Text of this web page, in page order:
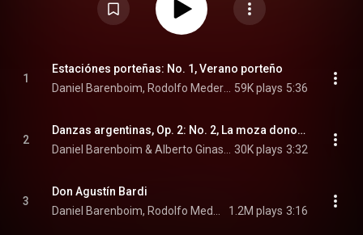
1
Estaciónes porteñas: No. 1, Verano porteño
59K plays 5:36
2
Danzas argentinas, Op. 2: No. 2, La moza donosa
30K plays 3:32
3
Don Agustín Bardi
1.2M plays 3:16